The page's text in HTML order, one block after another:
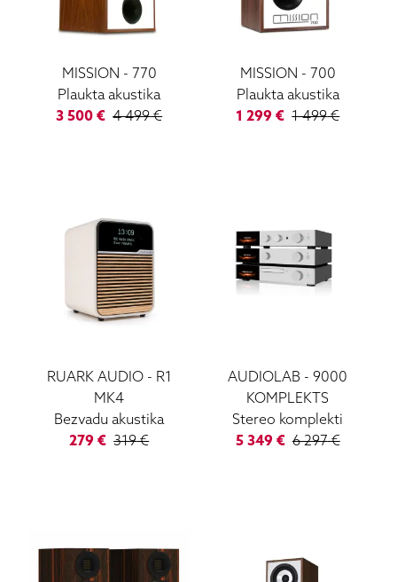
MISSION - 770
Plaukta akustika
3 500 € 4 499€
MISSION - 700
Plaukta akustika
1 299 € 1 499€
RUARK AUDIO- R1
MK4
Bezvadu akustika
279 € 319€
AUDIOLAB -9000
KOMPLEKTS
Stereo komplekti
5 349€ 6 297€